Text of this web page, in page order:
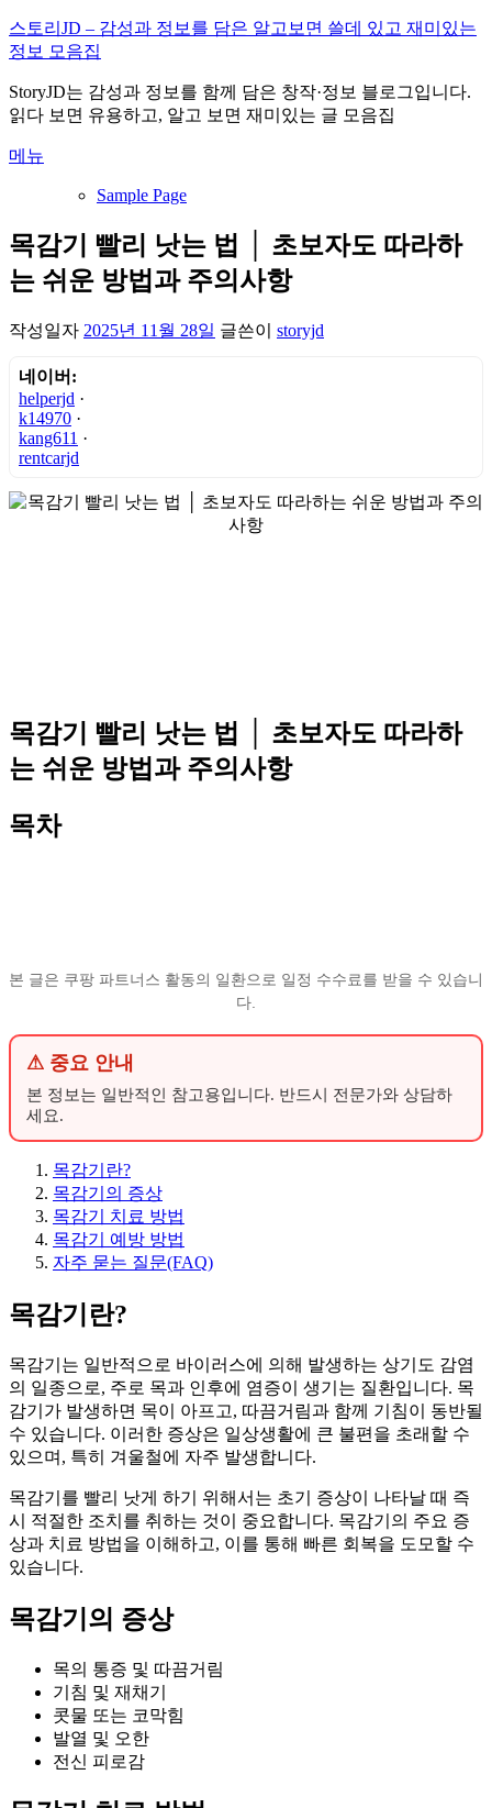
내
용
로
바
가
스토리JD – 감성과 정보를 담은 알고보면 쓸데 있고 재미있는
정보 모음집
StoryJD는 감성과 정보를 함께 담은 창작·정보 블로그입니다.
읽다 보면 유용하고, 알고 보면 재미있는 글 모음집
메뉴
Sample Page
목감기 빨리 낫는 법 │ 초보자도 따라하
는 쉬운 방법과 주의사항
작성일자 2025년 11월 28일 글쓴이 storyjd
네이버:
helperjd ·
k14970 ·
kang611 ·
rentcarjd
목감기 빨리 낫는 법 │ 초보자도 따라하
는 쉬운 방법과 주의사항
목차
본 글은 쿠팡 파트너스 활동의 일환으로 일정 수수료를 받을 수 있습니
다.
⚠ 중요 안내
본 정보는 일반적인 참고용입니다. 반드시 전문가와 상담하
세요.
목감기란?
목감기의 증상
목감기 치료 방법
목감기 예방 방법
자주 묻는 질문(FAQ)
목감기란?
목감기는 일반적으로 바이러스에 의해 발생하는 상기도 감염
의 일종으로, 주로 목과 인후에 염증이 생기는 질환입니다. 목
감기가 발생하면 목이 아프고, 따끔거림과 함께 기침이 동반될
수 있습니다. 이러한 증상은 일상생활에 큰 불편을 초래할 수
있으며, 특히 겨울철에 자주 발생합니다.
목감기를 빨리 낫게 하기 위해서는 초기 증상이 나타날 때 즉
시 적절한 조치를 취하는 것이 중요합니다. 목감기의 주요 증
상과 치료 방법을 이해하고, 이를 통해 빠른 회복을 도모할 수
있습니다.
목감기의 증상
목의 통증 및 따끔거림
기침 및 재채기
콧물 또는 코막힘
발열 및 오한
전신 피로감